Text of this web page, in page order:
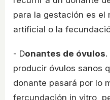
para la gestación es el
artificial o la
- Donantes de óvulos
producir óvulos sanos
donante pasará por lo
fercundación in vitro,